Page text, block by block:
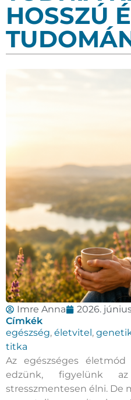
HOSSZÚ
Imre Anna
2026. június
Címkék
egészség, életvitel ,
titka
Az egészséges életmód
edzünk, figyelünk
stresszmentesen élni. De